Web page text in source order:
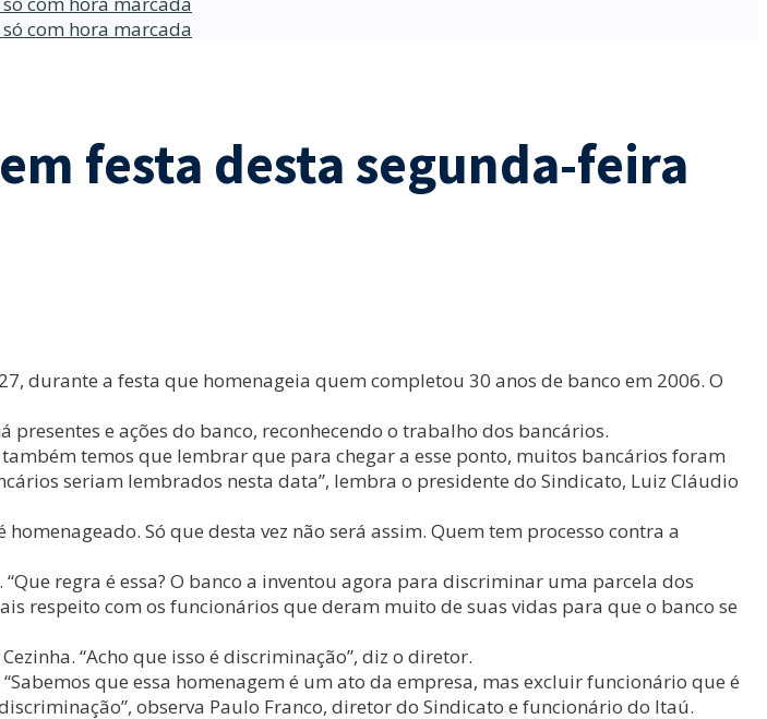
com hora marcada
festa desta segunda-feira
durante a festa que homenageia quem completou 30 anos de banco em 2006. O
e ações do banco, reconhecendo o trabalho dos bancários.
temos que lembrar que para chegar a esse ponto, muitos bancários foram
seriam lembrados nesta data”, lembra o presidente do Sindicato, Luiz Cláudio
Só que desta vez não será assim. Quem tem processo contra a
regra é essa? O banco a inventou agora para discriminar uma parcela dos
respeito com os funcionários que deram muito de suas vidas para que o banco se
“Acho que isso é discriminação”, diz o diretor.
que essa homenagem é um ato da empresa, mas excluir funcionário que é
observa Paulo Franco, diretor do Sindicato e funcionário do Itaú.